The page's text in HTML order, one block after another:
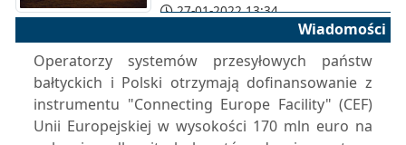
27-01-2022 13:34
Wiadomości
Operatorzy systemów przesyłowych państw
bałtyckich i Polski otrzymają dofinansowanie z
instrumentu "Connecting Europe Facility" (CEF)
Unii Europejskiej w wysokości 170 mln euro na